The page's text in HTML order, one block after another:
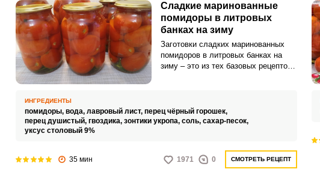
Сладкие маринованные
помидоры в литровых
банках на зиму
Заготовки сладких маринованных
помидоров в литровых банках на
зиму – это из тех базовых рецептов,
рецепта и минимальное количество
ингредиентов и специй, они
ингредиентам:Количество
ингредиентов указано из расчета на
ИНГРЕДИЕНТЫ
помидоры, вода, лавровый лист, перец чёрный горошек,
перец душистый, гвоздика, зонтики укропа, соль, сахар-песок,
уксус столовый 9%
35 мин 1971 0 СМОТРЕТЬ РЕЦЕПТ